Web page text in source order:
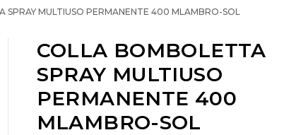
SPRAY MULTIUSO PERMANENTE 400 MLAMBRO-SOL
COLLA BOMBOLETTA
SPRAY MULTIUSO
PERMANENTE 400
MLAMBRO-SOL